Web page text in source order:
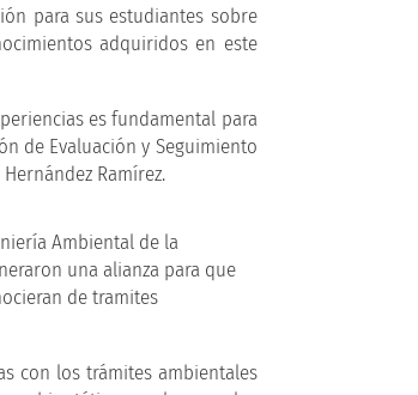
para sus estudiantes sobre
adquiridos en este
es fundamental para
de Evaluación y Seguimiento
Ramírez.
con los trámites ambientales